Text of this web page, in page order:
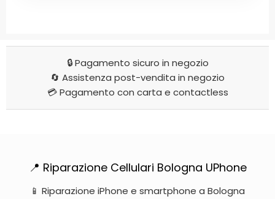
🔒 Pagamento sicuro in negozio
🔄 Assistenza post-vendita in negozio
💳 Pagamento con carta e contactless
📍 Riparazione Cellulari Bologna UPhone
📱 Riparazione iPhone e smartphone a Bologna